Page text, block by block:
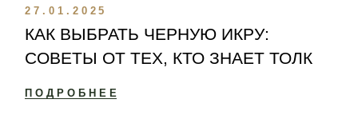
27.01.2025
КАК ВЫБРАТЬ ЧЕРНУЮ ИКРУ:
СОВЕТЫ ОТ ТЕХ, КТО ЗНАЕТ ТОЛК
ПОДРОБНЕЕ